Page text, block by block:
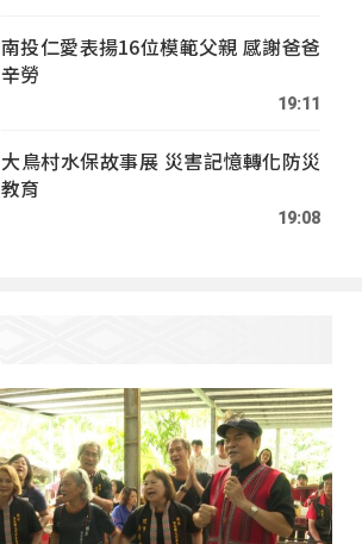
南投仁愛表揚16位模範父親 感謝爸爸
辛勞
19:11
大鳥村水保故事展 災害記憶轉化防災
教育
19:08